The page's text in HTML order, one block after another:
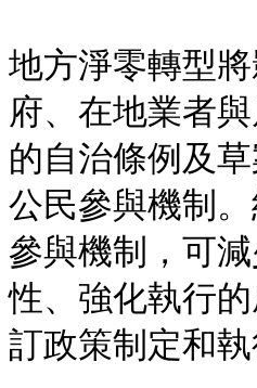
地方淨零轉型
府、在地業者
的自治條例及
公民參與機制
參與機制，可
性、強化執行
訂政策制定和